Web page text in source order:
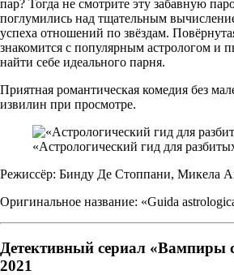
пар? Тогда не смотрите эту забавную
поглумились над тщательным
успеха отношений по звёздам.
знакомится с популярным астрологом и
найти себе идеального парня.
Приятная романтическая комедия без
извилин при просмотре.
«Астрологический гид для
Режиссёр: Бинду Де Стоппани, Микела
Оригинальное название: «Guida
Детективный сериал «Вампиры
2021